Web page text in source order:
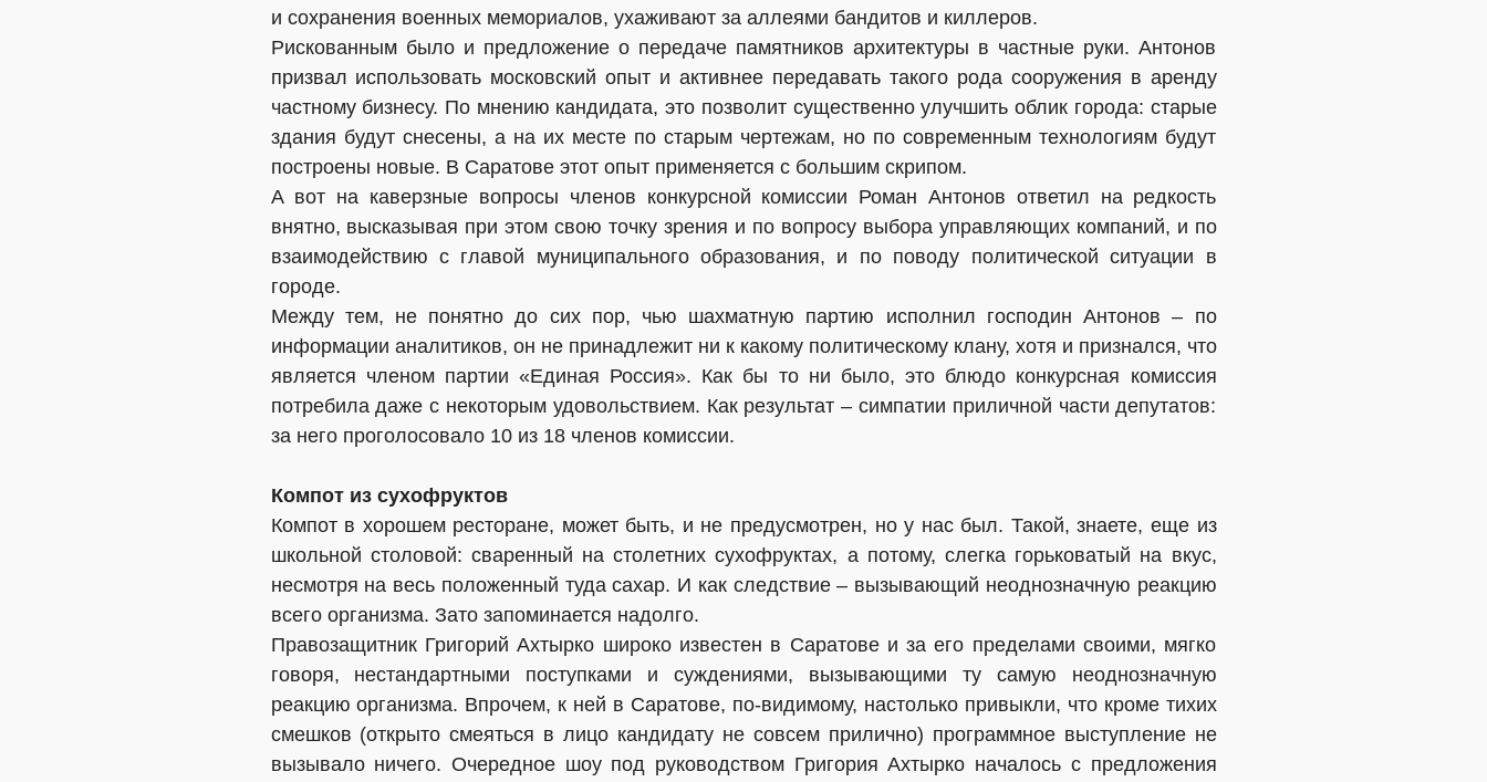
и сохранения военных мемориалов, ухаживают за аллеями бандитов и киллеров.
Рискованным было и предложение о передаче памятников архитектуры в частные руки. Антонов
призвал использовать московский опыт и активнее передавать такого рода сооружения в аренду
частному бизнесу. По мнению кандидата, это позволит существенно улучшить облик города: старые
здания будут снесены, а на их месте по старым чертежам, но по современным технологиям будут
построены новые. В Саратове этот опыт применяется с большим скрипом.
А вот на каверзные вопросы членов конкурсной комиссии Роман Антонов ответил на редкость
внятно, высказывая при этом свою точку зрения и по вопросу выбора управляющих компаний, и по
взаимодействию с главой муниципального образования, и по поводу политической ситуации в
городе.
Между тем, не понятно до сих пор, чью шахматную партию исполнил господин Антонов – по
информации аналитиков, он не принадлежит ни к какому политическому клану, хотя и признался, что
является членом партии «Единая Россия». Как бы то ни было, это блюдо конкурсная комиссия
потребила даже с некоторым удовольствием. Как результат – симпатии приличной части депутатов:
за него проголосовало 10 из 18 членов комиссии.
Компот из сухофруктов
Компот в хорошем ресторане, может быть, и не предусмотрен, но у нас был. Такой, знаете, еще из
школьной столовой: сваренный на столетних сухофруктах, а потому, слегка горьковатый на вкус,
несмотря на весь положенный туда сахар. И как следствие – вызывающий неоднозначную реакцию
всего организма. Зато запоминается надолго.
Правозащитник Григорий Ахтырко широко известен в Саратове и за его пределами своими, мягко
говоря, нестандартными поступками и суждениями, вызывающими ту самую неоднозначную
реакцию организма. Впрочем, к ней в Саратове, по-видимому, настолько привыкли, что кроме тихих
смешков (открыто смеяться в лицо кандидату не совсем прилично) программное выступление не
вызывало ничего. Очередное шоу под руководством Григория Ахтырко началось с предложения